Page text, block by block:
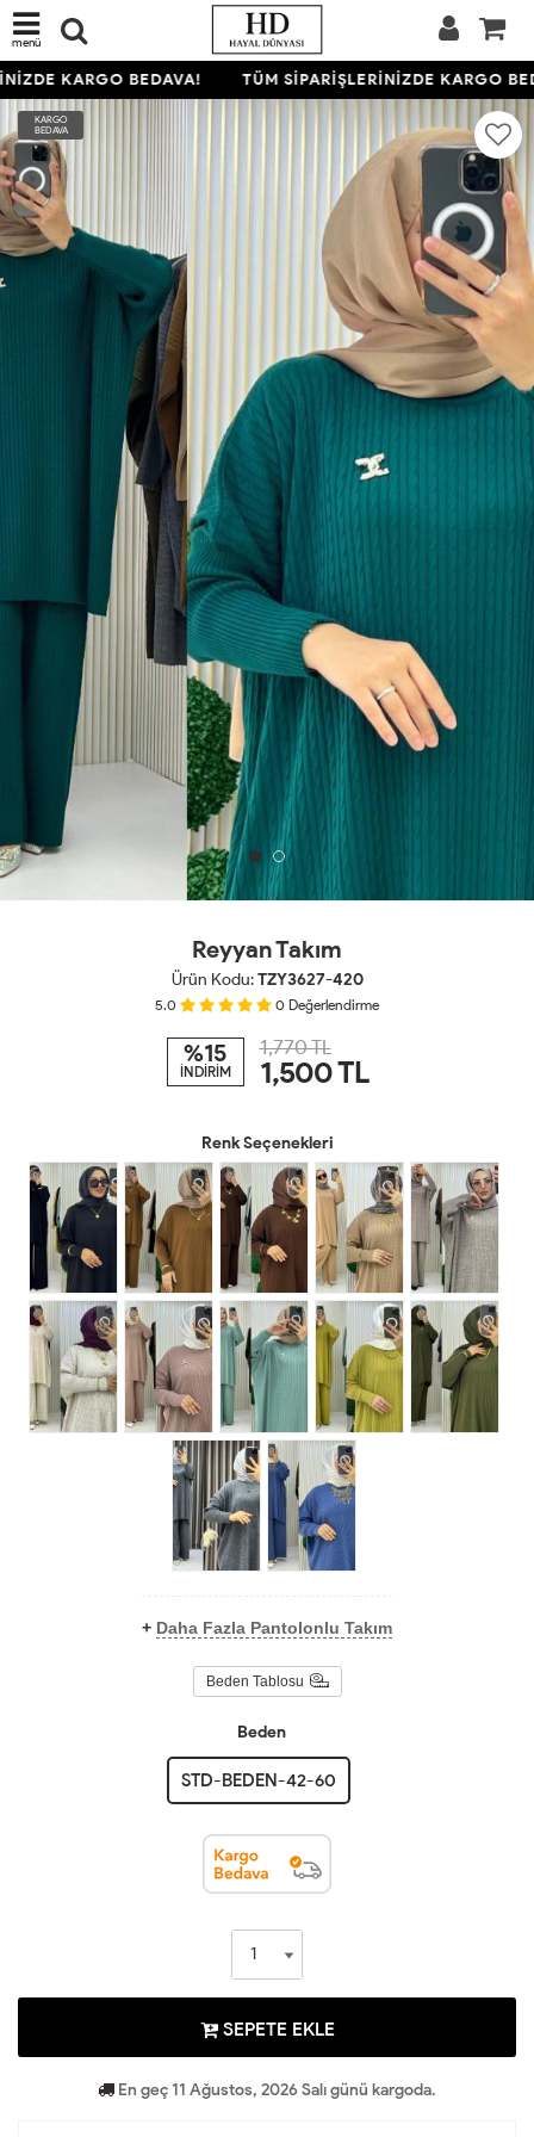
menü
KARGO BEDAVA! TÜM SİPARİŞLERİNİZDE KARGO
KARGO
BEDAVA
Reyyan Takım
Ürün Kodu:TZY3627-420
5.0 0 Değerlendirme
%15
İNDİRİM
1,770 TL
1,500TL
Renk Seçenekleri
+ Daha Fazla Pantolonlu Takım
Beden Tablosu
Beden
STD-BEDEN-42-60
SEPETE EKLE
En geç 11 Ağustos, 2026 Salı günü kargoda.